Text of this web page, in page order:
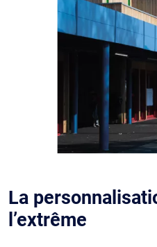
La
l’extrême